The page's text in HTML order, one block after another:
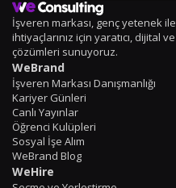
İşveren markası, genç yetenek
ihtiyaçlarınız için yaratıcı, dijital
çözümleri sunuyoruz.
WeBrand
İşveren Markası Danışmanlığı
Kariyer Günleri
Canlı Yayınlar
Öğrenci Kulüpleri
Sosyal İşe Alım
WeBrand Blog
WeHire